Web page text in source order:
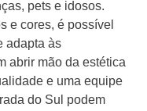
pets e idosos.
e cores, é possível
adapta às
abrir mão da estética
e uma equipe
do Sul podem